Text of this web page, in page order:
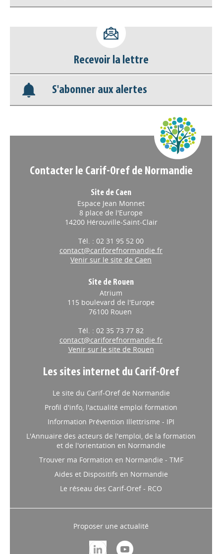
déconnecter)
Base documentaire
Nos veilles Scoop.it
Recevoir la lettre
S'abonner aux alertes
Contacter le Carif-Oref de Normandie
Site de Caen
Espace Jean Monnet
8 place de l'Europe
14200 Hérouville-Saint-Clair
Tél. : 02 31 95 52 00
contact@cariforefnormandie.fr
Venir sur le site de Caen
Site de Rouen
Atrium
115 boulevard de l'Europe
76100 Rouen
Tél. : 02 35 73 77 82
contact@cariforefnormandie.fr
Venir sur le site de Rouen
Les sites internet du Carif-Oref
Le site du Carif-Oref de Normandie
Profil d'info, l'actualité emploi formation
Information Prévention Illettrisme - IPI
L'Annuaire des acteurs de l'emploi, de la formation
et de l'orientation en Normandie
Trouver ma Formation en Normandie - TMF
Aides et Dispositifs en Normandie
Le réseau des Carif-Oref - RCO
Proposer une actualité